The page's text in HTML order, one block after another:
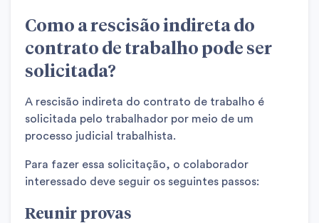
Como a rescisão indireta do
contrato de trabalho pode ser
solicitada?
A rescisão indireta do contrato de trabalho é
solicitada pelo trabalhador por meio de um
processo judicial trabalhista.
Para fazer essa solicitação, o colaborador
interessado deve seguir os seguintes passos:
Reunir provas